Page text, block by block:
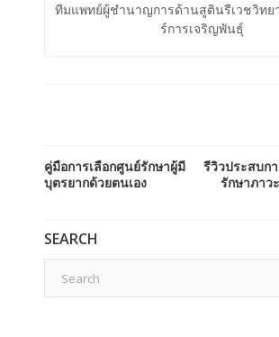
ทีมแพทย์ผู้ชำนาญการด้านสูตินรีเวชวิทย
ร์การเจริญพันธ์ุ
คู่มือการเลือกศูนย์รักษาผู้มี
บุตรยากด้วยตนเอง
รีวิวประสบก
รักษาภาว
SEARCH